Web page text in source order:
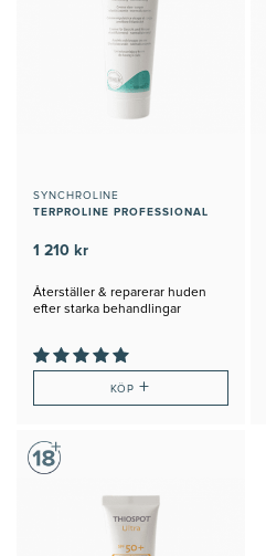
SYNCHROLINE
TERPROLINE PROFESSIONAL
1 210 kr
Återställer & reparerar huden
efter starka behandlingar
KÖP+